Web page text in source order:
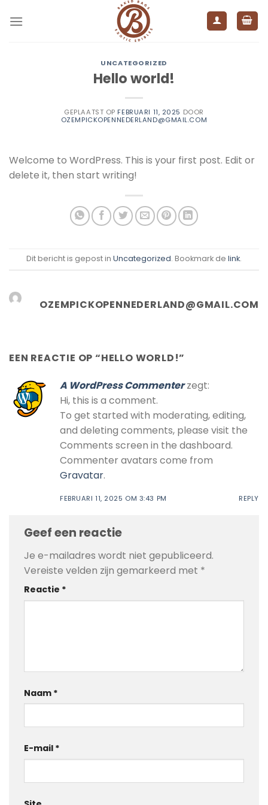
naar
UNCATEGORIZED
Hello world!
GEPLAATST OP FEBRUARI 11, 2025 DOOR
OZEMPICKOPENNEDERLAND@GMAIL.COM
Welcome to WordPress. This is your first post. Edit or
delete it, then start writing!
Dit bericht is gepost in Uncategorized. Bookmark de link.
OZEMPICKOPENNEDERLAND@GMAIL.COM
EEN REACTIE OP “HELLO WORLD!”
A WordPress Commenter zegt:
Hi, this is a comment.
To get started with moderating, editing,
and deleting comments, please visit the
Comments screen in the dashboard.
Commenter avatars come from
Gravatar.
FEBRUARI 11, 2025 OM 3:43 PM REPLY
Geef een reactie
Je e-mailadres wordt niet gepubliceerd.
Vereiste velden zijn gemarkeerd met *
Reactie *
Naam *
E-mail *